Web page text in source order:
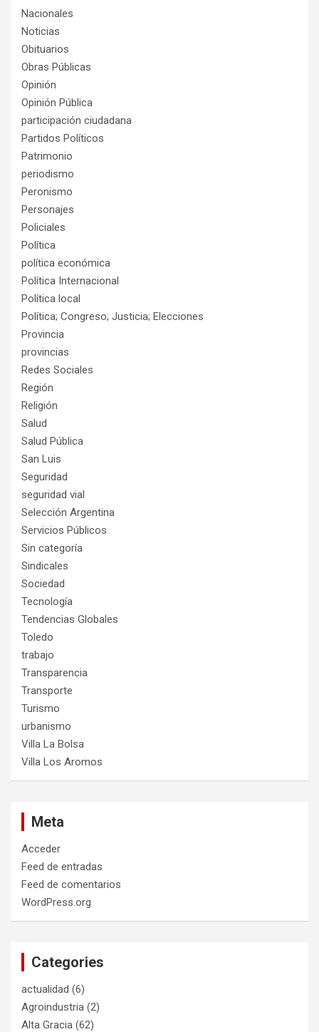
Nacionales
Noticias
Obituarios
Obras Públicas
Opinión
Opinión Pública
participación ciudadana
Partidos Políticos
Patrimonio
periodismo
Peronismo
Personajes
Policiales
Política
política económica
Política Internacional
Política local
Política; Congreso; Justicia; Elecciones
Provincia
provincias
Redes Sociales
Región
Religión
Salud
Salud Pública
San Luis
Seguridad
seguridad vial
Selección Argentina
Servicios Públicos
Sin categoría
Sindicales
Sociedad
Tecnología
Tendencias Globales
Toledo
trabajo
Transparencia
Transporte
Turismo
urbanismo
Villa La Bolsa
Villa Los Aromos
Meta
Acceder
Feed de entradas
Feed de comentarios
WordPress.org
Categories
actualidad (6)
Agroindustria (2)
Alta Gracia (62)